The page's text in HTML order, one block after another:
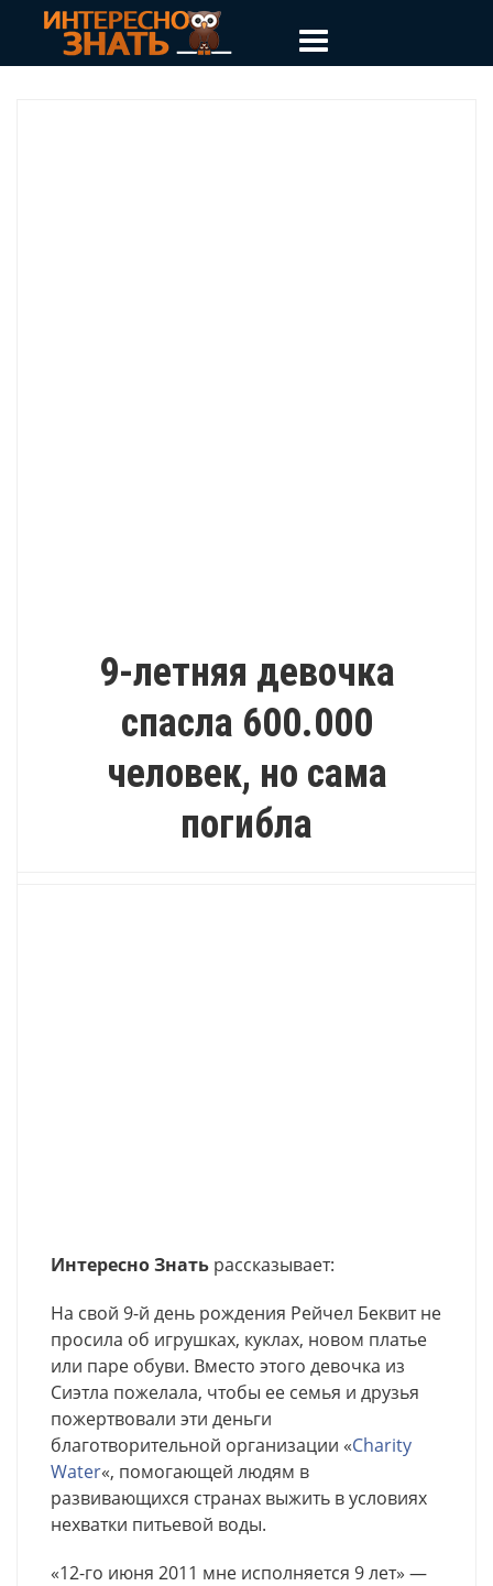
9-летняя девочка
спасла 600.000
человек, но сама
погибла
Интересно Знать рассказывает:
На свой 9-й день рождения Рейчел Беквит не
просила об игрушках, куклах, новом платье
или паре обуви. Вместо этого девочка из
Сиэтла пожелала, чтобы ее семья и друзья
пожертвовали эти деньги
благотворительной организации «Charity
Water«, помогающей людям в
развивающихся странах выжить в условиях
нехватки питьевой воды.
«12-го июня 2011 мне исполняется 9 лет» —